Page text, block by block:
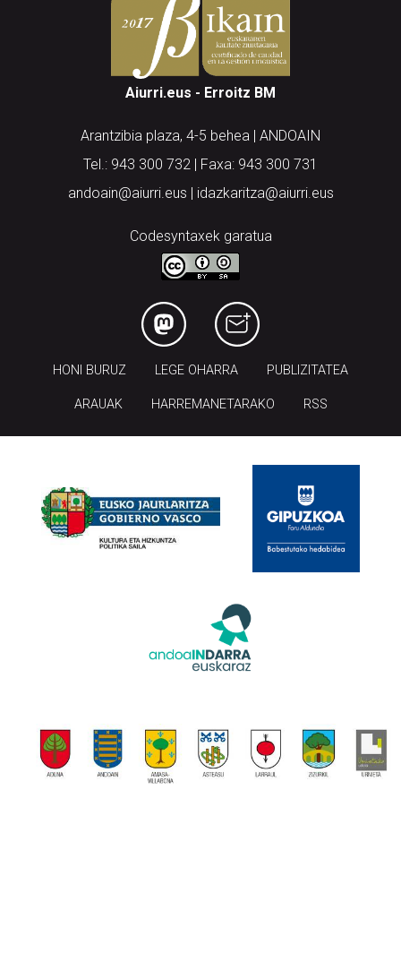
Aiurri.eus - Erroitz BM
Arantzibia plaza, 4-5 behea | ANDOAIN
Tel.: 943 300 732 | Faxa: 943 300 731
andoain@aiurri.eus | idazkaritza@aiurri.eus
Codesyntaxek garatua
HONI BURUZ LEGE OHARRA PUBLIZITATEA
ARAUAK HARREMANETARAKO RSS